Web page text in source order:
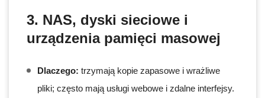
3. NAS, dyski sieciowe i
urządzenia pamięci masowej
Dlaczego: trzymają kopie zapasowe i wrażliwe
pliki; często mają usługi webowe i zdalne interfejsy.